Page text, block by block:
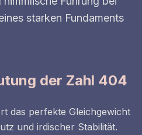
starken Fundaments
der Zahl 404
das perfekte Gleichgewicht
und irdischer Stabilität.